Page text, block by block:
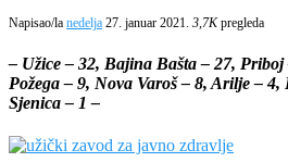
Napisao/la nedelja 27. januar 2021. 3,7Kpregleda
– Užice – 32, Bajina Bašta – 27,
Požega – 9, Nova Varoš – 8, Arilje –
Sjenica – 1 –